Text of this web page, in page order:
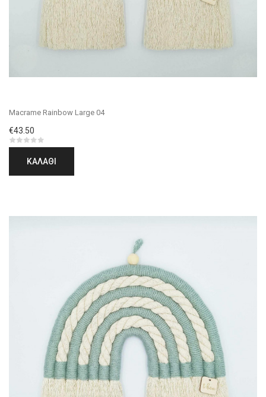
Macrame Rainbow Large 04
€43.50
ΚΑΛΆΘΙ